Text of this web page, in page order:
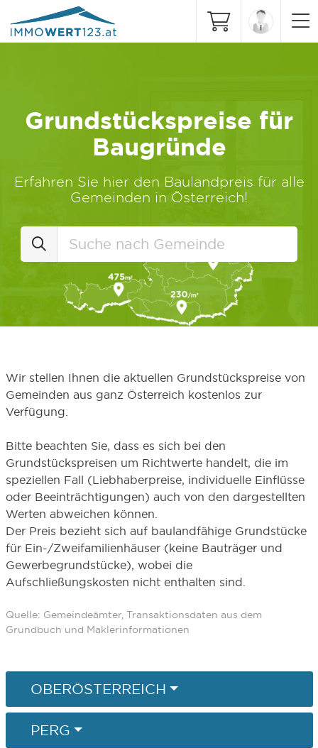
Grundstückspreise für
Baugründe
Erfahren Sie hier den Baulandpreis für alle
Gemeinden in Österreich!
Wir stellen Ihnen die aktuellen Grundstückspreise von
Gemeinden aus ganz Österreich kostenlos zur
Verfügung.
Bitte beachten Sie, dass es sich bei den
Grundstückspreisen um Richtwerte handelt, die im
speziellen Fall (Liebhaberpreise, individuelle Einflüsse
oder Beeinträchtigungen) auch von den dargestellten
Werten abweichen können.
Der Preis bezieht sich auf baulandfähige Grundstücke
für Ein-/Zweifamilienhäuser (keine Bauträger und
Gewerbegrundstücke), wobei die
Aufschließungskosten nicht enthalten sind.
Quelle: Gemeindeämter, Transaktionsdaten aus dem
Grundbuch und Maklerinformationen
OBERÖSTERREICH
PERG